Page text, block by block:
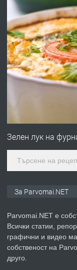
ПРЕДЛАГА
ПРЕДЛАГА
Зелен лук на
За Parvomai.NET
Parvomai.NET е
Всички статии,
графични и видео
собственост на
друго.